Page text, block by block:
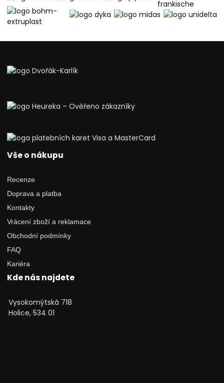
Vše o nákupu
Recenze
Doprava a platba
Kontakty
Vrácení zboží a reklamace
Obchodní podmínky
FAQ
Kariéra
Kde nás najdete
Vysokomýtská 718
Holice, 534 01